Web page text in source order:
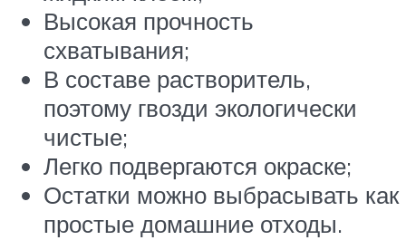
Высокая прочность
схватывания;
В составе растворитель,
поэтому гвозди экологически
чистые;
Легко подвергаются окраске;
Остатки можно выбрасывать как
простые домашние отходы.